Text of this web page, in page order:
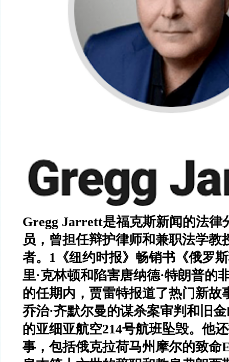
Gregg Jarrett是福克斯新闻的法律
员，曾担任辩护律师和兼职法学教
者。 1 《纽约时报》畅销书《俄罗
里·克林顿和陷害唐纳德·特朗普的
的任期内，贾雷特报道了热门新故
乔治·齐默尔曼的谋杀案审判和旧
的亚细亚航空214号航班坠毁。他
事，包括俄克拉荷马州摩尔的致命